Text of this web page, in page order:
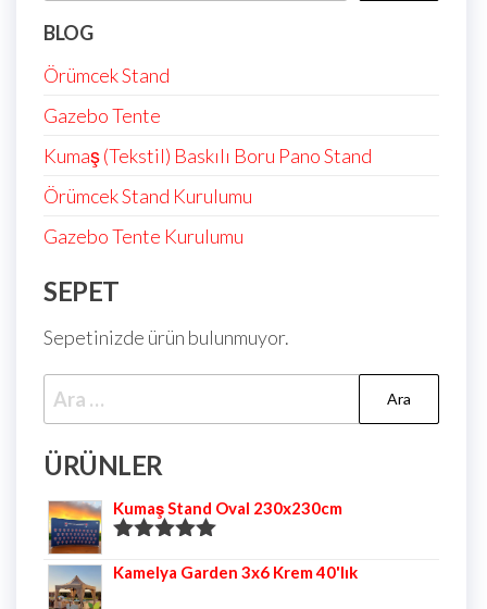
BLOG
Örümcek Stand
Gazebo Tente
Kumaş (Tekstil) Baskılı Boru Pano Stand
Örümcek Stand Kurulumu
Gazebo Tente Kurulumu
SEPET
Sepetinizde ürün bulunmuyor.
ÜRÜNLER
Kumaş Stand Oval 230x230cm
5.00oy aldı
Kamelya Garden 3x6 Krem 40'lık